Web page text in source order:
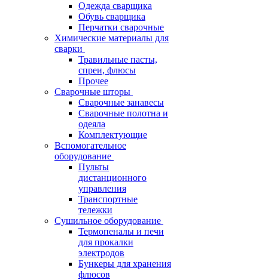
Одежда сварщика
Обувь сварщика
Перчатки сварочные
Химические материалы для
сварки
Травильные пасты,
спреи, флюсы
Прочее
Сварочные шторы
Сварочные занавесы
Сварочные полотна и
одеяла
Комплектующие
Вспомогательное
оборудование
Пульты
дистанционного
управления
Транспортные
тележки
Сушильное оборудование
Термопеналы и печи
для прокалки
электродов
Бункеры для хранения
флюсов